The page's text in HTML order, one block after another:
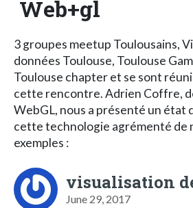
Web+gl
3 groupes meetup Toulousains,
données Toulouse, Toulouse
Toulouse chapter et se sont
cette rencontre. Adrien Coffre,
WebGL, nous a présenté un état
cette technologie agrémenté de
exemples :
visualisation
June 29, 2017